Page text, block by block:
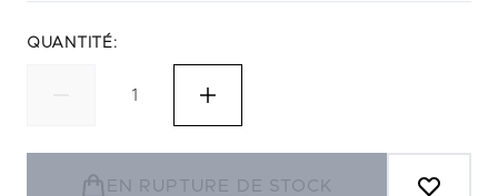
QUANTITÉ:
EN RUPTURE DE STOCK